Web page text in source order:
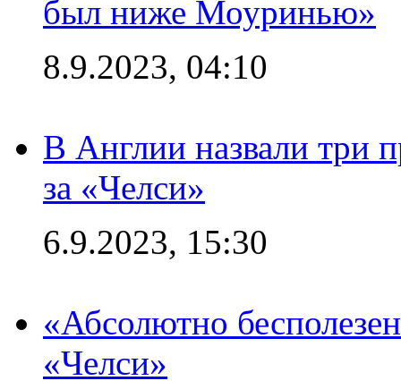
был ниже Моуринью»
8.9.2023, 04:10
В Англии назвали три
за «Челси»
6.9.2023, 15:30
«Абсолютно
«Челси»